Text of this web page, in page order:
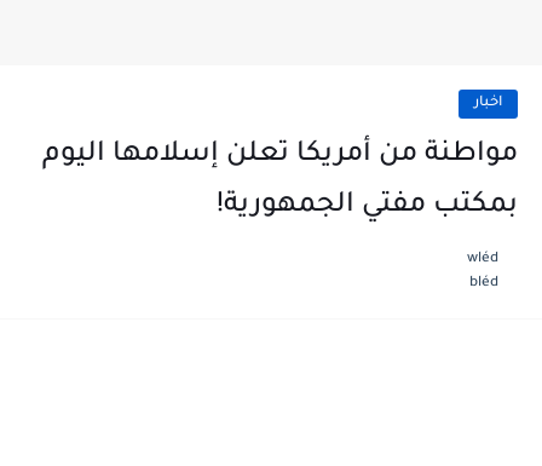
اخبار
مواطنة من أمريكا تعلن إسلامها اليوم
بمكتب مفتي الجمهورية!
wléd
bléd